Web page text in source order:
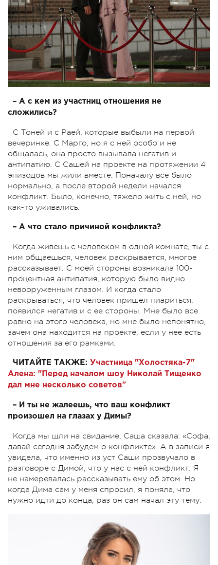
– А с кем из участниц отношения не
сложились?
С Тоней и с Раей, которые выбыли на первой
вечеринке. С Марго, но я с ней особо и не
общалась, она просто вызывала негатив и
антипатию. С Сашей на проекте на протяжении 4
эпизодов мы жили вместе. Поначалу все было
нормально, а после второй недели начался
конфликт. Было, конечно, тяжело жить с ней, но
как-то уживались.
– А что стало причиной конфликта?
Когда живешь с человеком в одной комнате, ты с
ним общаешься, человек раскрывается, многое
рассказывает. С моей стороны возникала 100-
процентная антипатия, которую было видно
невооруженным глазом. И когда стало
раскрываться, что человек пришел пиариться,
появился негатив и с ее стороны. Мне было все
равно на этого человека, но мне было непонятно,
зачем она находится на проекте, если у нее есть
отношения за его рамками.
ЧИТАЙТЕ ТАКЖЕ: Участница "Холостяка-7"
Алена: "Перед началом шоу Николай Тищенко
дал мне несколько советов"
– И ты не жалеешь, что ваш конфликт
произошел на глазах у Димы?
Когда мы шли на свидание, Саша сказала: «Софа,
давай сегодня забудем о конфликте». А в записи я
увидела, что именно из уст Саши прозвучало в
разговоре с Димой, что у нас с ней конфликт. Я
не намеревалась рассказывать ему об этом. Но
когда Дима сам у меня спросил, я поняла, что
нужно идти до конца, раз он сам начал эту тему.